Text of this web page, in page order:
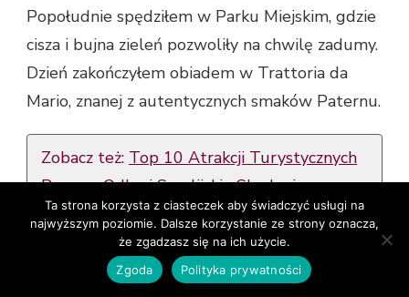
Popołudnie spędziłem w Parku Miejskim, gdzie
cisza i bujna zieleń pozwoliły na chwilę zadumy.
Dzień zakończyłem obiadem w Trattoria da
Mario, znanej z autentycznych smaków Paternu.
Zobacz też: Top 10 Atrakcji Turystycznych
Ragusy: Odkryj Sycylijskie Skarby i
Kulinarne Przygody
Weekend w Mieście
Ta strona korzysta z ciasteczek aby świadczyć usługi na
najwyższym poziomie. Dalsze korzystanie ze strony oznacza,
że zgadzasz się na ich użycie.
Zgoda
Polityka prywatności